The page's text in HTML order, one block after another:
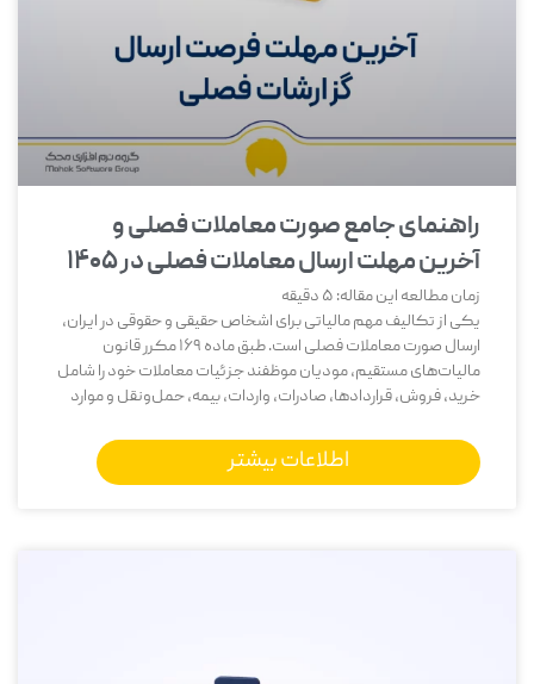
راهنمای جامع صورت معاملات فصلی و
آخرین مهلت ارسال معاملات فصلی در ۱۴۰۵
زمان مطالعه این مقاله: 5 دقیقه
یکی از تکالیف مهم مالیاتی برای اشخاص حقیقی و حقوقی در ایران،
ارسال صورت معاملات فصلی است. طبق ماده 169 مکرر قانون
مالیات‌های مستقیم، مودیان موظفند جزئیات معاملات خود را شامل
خرید، فروش، قراردادها، صادرات، واردات، بیمه، حمل‌ونقل و موارد
اطلاعات بیشتر